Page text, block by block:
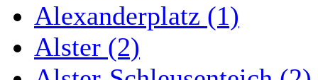
Alexanderplatz (1)
Alster (2)